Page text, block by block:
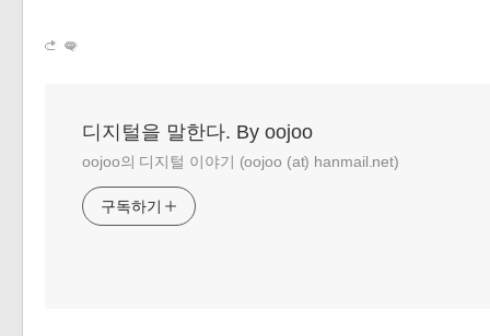
디지털을 말한다. By oojoo
oojoo의 디지털 이야기 (oojoo (at) hanmail.net)
구독하기